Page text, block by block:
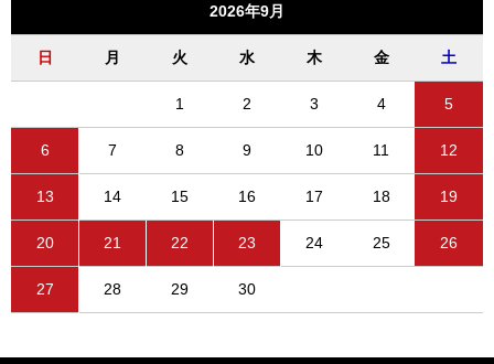
2026年9月
日 月 火 水 木 金 土
1 2 3 4 5
6 7 8 9 10 11 12
13 14 15 16 17 18 19
20 21 22 23 24 25 26
27 28 29 30